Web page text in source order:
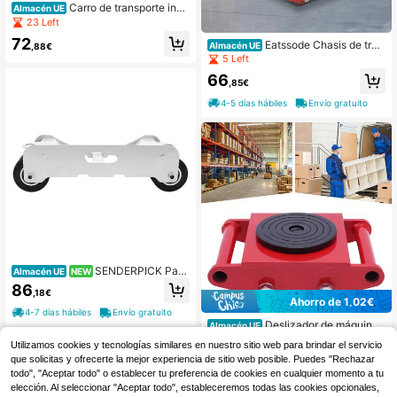
Almacén UE Carro de transporte indu
strial de alta resistencia de 4 tonela
das con asa, capacidad de 4000 k
g, herramienta de bajo perfil para m
23 Left
72 ,88€
Almacén UE NEW SENDERPICK Pale
ts
86 ,18€
4-7 días hábiles
Envío gratuito
Almacén UE Eatssode Chasis de tran
sporte de 8T con 6 rodillos, transpor
or giratoria de 360°, transportador d
sportar mercancías grandes
5 Left
66 ,85€
4-5 días hábiles
Envío gratuito
Ahorro de 1,02€
Almacén UE Deslizador de máquina
uina de 6 toneladas, deslizador de r
eubicación de máquina de 13200 l
b, deslizador de reubicación de má
quina con función de rotación de 3
60,08€ -1% 61,10€
4-7 días hábiles
Utilizamos cookies y tecnologías similares en nuestro sitio web para brindar el servicio
que solicitas y ofrecerte la mejor experiencia de sitio web posible. Puedes "Rechazar
todo", "Aceptar todo" o establecer tu preferencia de cookies en cualquier momento a tu
elección. Al seleccionar "Aceptar todo", estableceremos todas las cookies opcionales,